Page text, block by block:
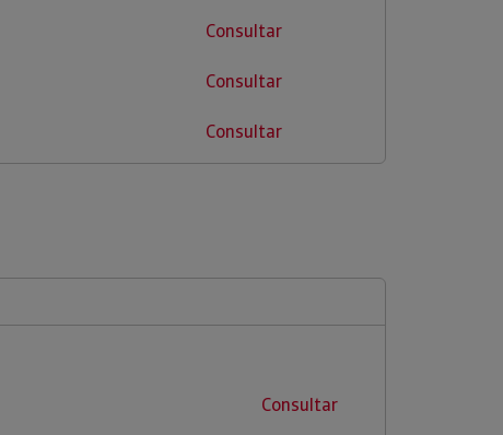
Consultar
Consultar
Consultar
Consultar